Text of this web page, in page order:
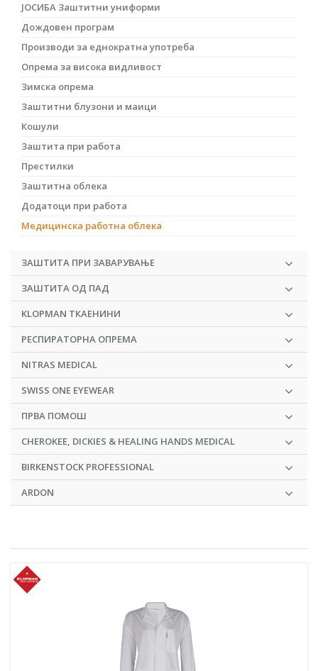
ЈОСИБА Заштитни униформи
Дождовен програм
Производи за еднократна употреба
Опрема за висока видливост
Зимска опрема
Заштитни блузони и маици
Кошули
Заштита при работа
Престилки
Заштитна облека
Додатоци при работа
Медицинска работна облека
ЗАШТИТА ПРИ ЗАВАРУВАЊЕ
ЗАШТИТА ОД ПАД
KLOPMAN ТКАЕНИНИ
РЕСПИРАТОРНА ОПРЕМА
NITRAS MEDICAL
SWISS ONE EYEWEAR
ПРВА ПОМОШ
CHEROKEE, DICKIES & HEALING HANDS MEDICAL
BIRKENSTOCK PROFESSIONAL
ARDON